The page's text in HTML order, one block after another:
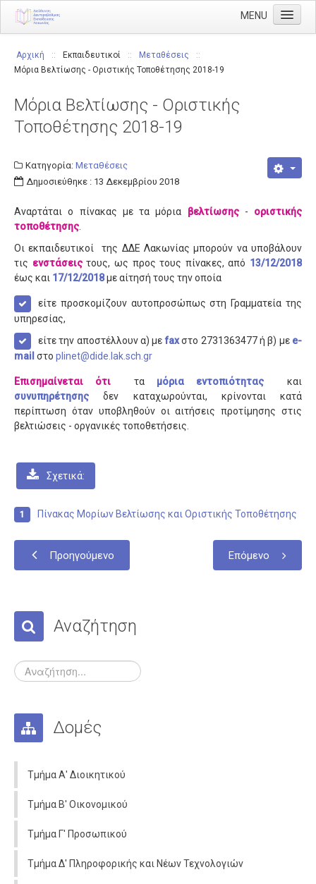
MENU
Διεύθυνση
Διευθυντής
Διάρθρωση
Τμήμα Β' Οικονομικού
Τμήμα Δ' Πληροφορικής & Νέων Τεχνολογιών
Τμήμα Ε' Εκπαιδευτικών Θεμάτων
ΠΥΣΔΕ
Σχολεία
Κατανομή
Γενικά Λύκεια
Επαγγελματικά Λύκεια
Δράσεις
Εκδρομές
Πληροφορίες
Προκηρύξεις
Ωρολόγια Προγράμματα
Μεταθέσεις
Αποσπάσεις
Διορισμοί - Προσλήψεις
Μετατάξεις
Επιμoρφώσεις
Μαθητές
Πανελλαδικές Εξετάσεις
Διαγωνισμοί
Αρχική :: Εκπαιδευτικοί :: Μεταθέσεις
::
Μόρια Βελτίωσης - Οριστικής Τοποθέτησης 2018-19
Μόρια Βελτίωσης - Οριστικής
Τοποθέτησης 2018-19
Κατηγορία: Μεταθέσεις
Δημοσιεύθηκε : 13 Δεκεμβρίου 2018
Αναρτάται ο πίνακας με τα μόρια βελτίωσης- οριστικής
τοποθέτησης
Οι εκπαιδευτικοί της ΔΔΕ Λακωνίας μπορούν να υποβάλουν
τις ενστάσειςτους, ως προς τους πίνακες, από 13/12/2018
έως και 17/12/2018με αίτησή τους την οποία
είτε προσκομίζουν αυτοπροσώπως στη Γραμματεία της
υπηρεσίας,
είτε την αποστέλλουν α) με faxστο 2731363477 ή β) με e-
mail στο plinet@dide.lak.sch.gr
Επισημαίνεται ότι τα μόρια εντοπιότηταςκαι
συνυπηρέτησης δεν καταχωρούνται, κρίνονται κατά
περίπτωση όταν υποβληθούν οι αιτήσεις προτίμησης στις
βελτιώσεις - οργανικές τοποθετήσεις.
Σχετικά:
Πίνακας Μορίων Βελτίωσης και Οριστικής Τοποθέτησης
Προηγούμενο Επόμενο
Αναζήτηση
Δομές
Τμήμα Α' Διοικητικού
Τμήμα Β' Οικονομικού
Τμήμα Γ' Προσωπικού
Τμήμα Δ' Πληροφορικής και Νέων Τεχνολογιών